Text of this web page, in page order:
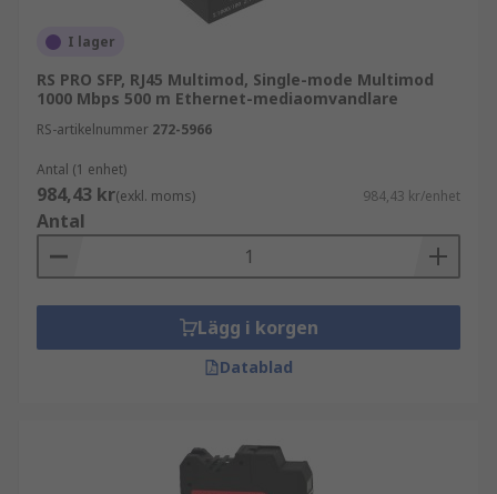
liten fristående låda där de olika
nätverkskablarna ansluts, men de kan också
skenskapinett. Ethernet-mediaomvandlare låter
dig konvertera länkhastigheter från 10 Mbps till
100 Mbps eller från 100 Mbps till 1000 Mbps.
I lager
RS PRO SFP, RJ45 Multimod, Single-mode Multimod
1000 Mbps 500 m Ethernet-mediaomvandlare
RS-artikelnummer 272-5966
Antal (1 enhet)
984,43 kr(exkl. moms) 984,43 kr/enhet
Antal
Lägg i korgen
Datablad